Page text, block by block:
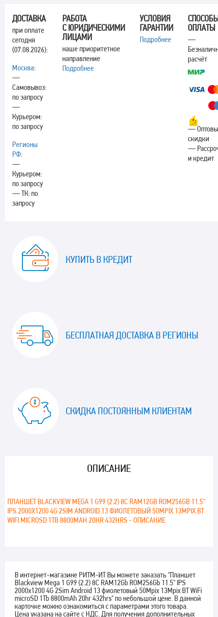
ДОСТАВКА
при оплате
сегодня
(07.08.2026):
Москва:
—
Самовывоз:
по запросу
—
Курьером:
по запросу
Регионы
РФ:
—
Курьером:
по запросу
— ТК: по
запросу
РАБОТА
С ЮРИДИЧЕСКИМИ
ЛИЦАМИ
наше приоритетное
направление
Подробнее
УСЛОВИЯ
ГАРАНТИИ
Подробнее
ОПЛАТЫ
—
расчёт
—
скидки
—
и кредит
КУПИТЬ В КРЕДИТ
БЕСПЛАТНАЯ ДОСТАВКА В РЕГИОНЫ
СКИДКА ПОСТОЯННЫМ КЛИЕНТАМ
ОПИСАНИЕ
ПЛАНШЕТ BLACKVIEW MEGA 1 G99 (2.2) 8C RAM12GB ROM256GB 11.5"
IPS 2000X1200 4G 2SIM ANDROID 13 ФИОЛЕТОВЫЙ 50MPIX 13MPIX BT
WIFI MICROSD 1TB 8800MAH 20HR 432HRS - ОПИСАНИЕ
В интернет-магазине РИТМ-ИТ Вы можете заказать "Планшет
Blackview Mega 1 G99 (2.2) 8C RAM12Gb ROM256Gb 11.5" IPS
2000x1200 4G 2Sim Android 13 фиолетовый 50Mpix 13Mpix BT WiFi
microSD 1Tb 8800mAh 20hr 432hrs" по небольшой цене. В данной
карточке можно ознакомиться с параметрами этого товара.
Цена указана на сайте с НДС. Для получения дополнительных